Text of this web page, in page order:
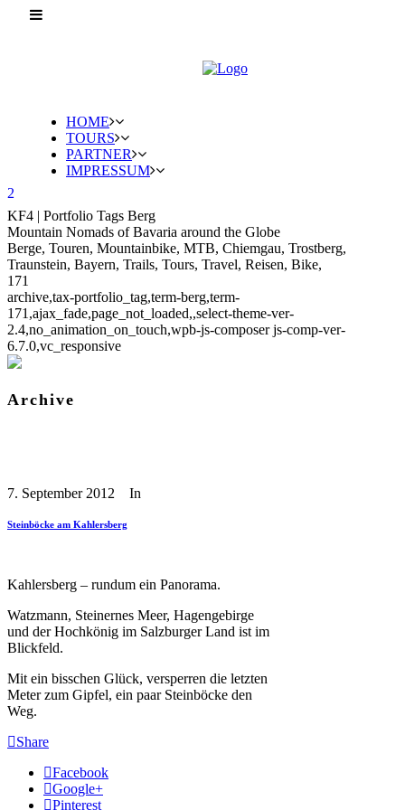
HOME
TOURS
PARTNER
IMPRESSUM
KF4 | Portfolio Tags Berg
Mountain Nomads of Bavaria around the Globe
Berge, Touren, Mountainbike, MTB, Chiemgau, Trostberg,
Traunstein, Bayern, Trails, Tours, Travel, Reisen, Bike,
171
archive,tax-portfolio_tag,term-berg,term-
171,ajax_fade,page_not_loaded,,select-theme-ver-
2.4,no_animation_on_touch,wpb-js-composer js-comp-ver-
6.7.0,vc_responsive
Archive
7. September 2012 In
Steinböcke am Kahlersberg
Kahlersberg – rundum ein Panorama.
Watzmann, Steinernes Meer, Hagengebirge
und der Hochkönig im Salzburger Land ist im
Blickfeld.
Mit ein bisschen Glück, versperren die letzten
Meter zum Gipfel, ein paar Steinböcke den
Weg.
Share
Facebook
Google+
Pinterest